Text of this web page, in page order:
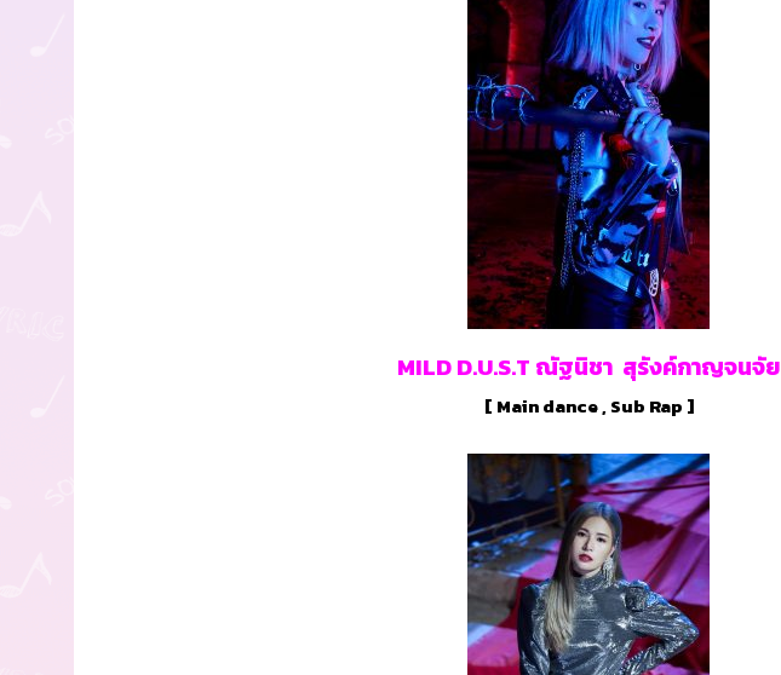
MILD D.U.S.T ณัฐนิชา สุรังค์กาญจนจัย
[ Main dance , Sub Rap ]